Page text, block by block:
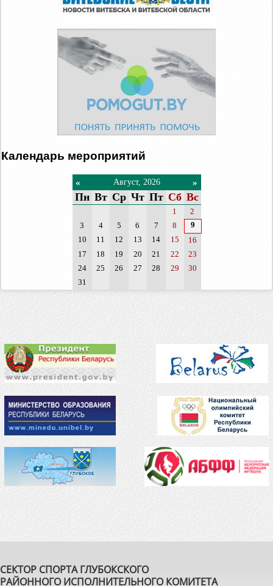
Календарь мероприятий
« Август, 2026 »
Пн Вт Ср Чт Пт Сб Вс
1
2
3
4 5 6 7 8
9
10
11 12 13 14 15
16
17
18 19 20 21 22
23
24
25 26 27 28 29
30
31
СЕКТОР СПОРТА ГЛУБОКСКОГО
РАЙОННОГО ИСПОЛНИТЕЛЬНОГО КОМИТЕТА